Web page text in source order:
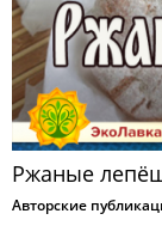
Ржаные
Авторские